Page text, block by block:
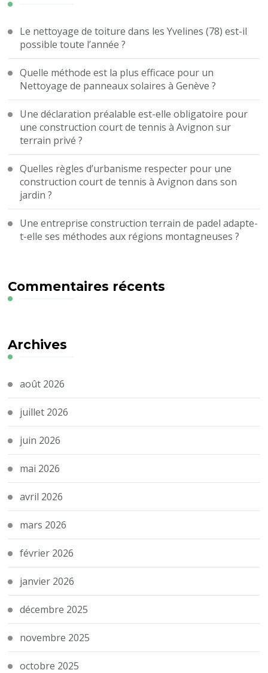
Le nettoyage de toiture dans les Yvelines (78) est-il
possible toute l’année ?
Quelle méthode est la plus efficace pour un
Nettoyage de panneaux solaires à Genève ?
Une déclaration préalable est-elle obligatoire pour
une construction court de tennis à Avignon sur
terrain privé ?
Quelles règles d’urbanisme respecter pour une
construction court de tennis à Avignon dans son
jardin ?
Une entreprise construction terrain de padel adapte-
t-elle ses méthodes aux régions montagneuses ?
Commentaires récents
Archives
août 2026
juillet 2026
juin 2026
mai 2026
avril 2026
mars 2026
février 2026
janvier 2026
décembre 2025
novembre 2025
octobre 2025